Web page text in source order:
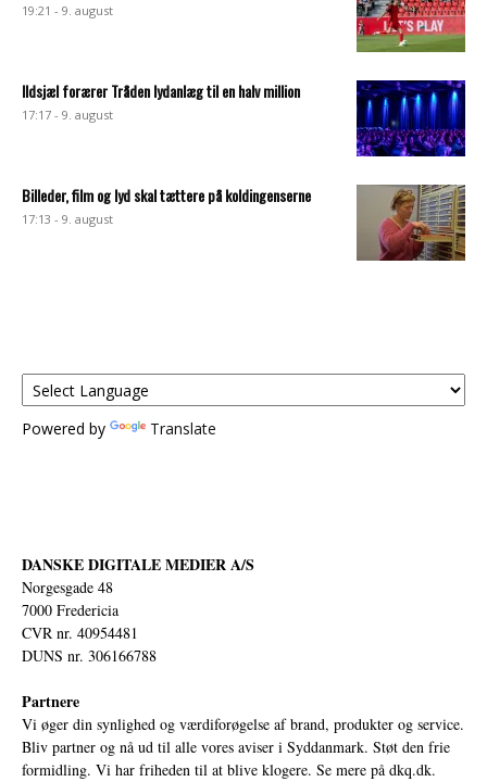
19:21 - 9. august
Ildsjæl forærer Tråden lydanlæg til en halv million
17:17 - 9. august
Billeder, film og lyd skal tættere på koldingenserne
17:13 - 9. august
Powered by Translate
DANSKE DIGITALE MEDIER A/S
Norgesgade 48
7000 Fredericia
CVR nr. 40954481
DUNS nr. 306166788
Partnere
Vi øger din synlighed og værdiforøgelse af brand, produkter og service.
Bliv partner og nå ud til alle vores aviser i Syddanmark. Støt den frie
formidling. Vi har friheden til at blive klogere. Se mere på dkq.dk.